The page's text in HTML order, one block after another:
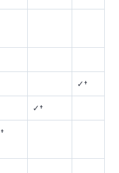
✓†
✓†